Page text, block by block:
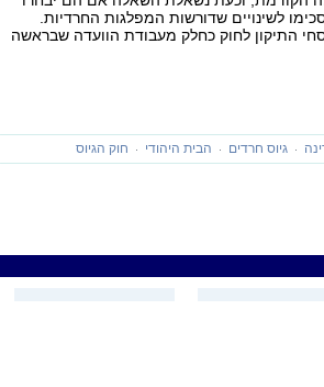
לשינויים שדורשות המפלגות החרדיות.
התיקון לחוק כחלק מעבודת הוועדה שבראשה
גיוס חרדים הבית היהודי חוק הגיוס